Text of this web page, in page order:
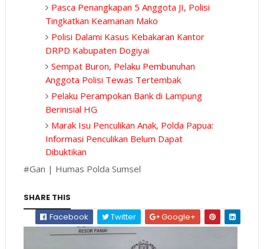
Pasca Penangkapan 5 Anggota JI, Polisi
Tingkatkan Keamanan Mako
Polisi Dalami Kasus Kebakaran Kantor
DRPD Kabupaten Dogiyai
Sempat Buron, Pelaku Pembunuhan
Anggota Polisi Tewas Tertembak
Pelaku Perampokan Bank di Lampung
Berinisial HG
Marak Isu Penculikan Anak, Polda Papua:
Informasi Penculikan Belum Dapat
Dibuktikan
#Gan | Humas Polda Sumsel
SHARE THIS
Facebook
Twitter Google+